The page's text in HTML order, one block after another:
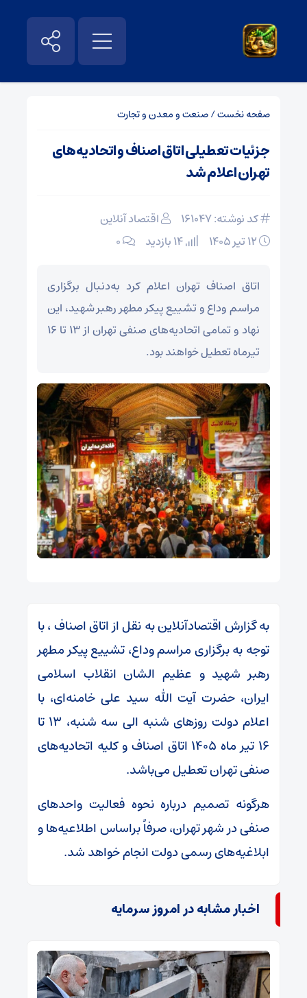
صفحه نخست/صنعت و معدن و تجارت
جزئیات تعطیلی اتاق اصناف و اتحادیه‌های
تهران اعلام شد
کد نوشته: 161047
اقتصاد آنلاین
۰
اتاق اصناف تهران اعلام کرد به‌دنبال برگزاری
مراسم وداع و تشییع پیکر مطهر رهبر شهید، این
نهاد و تمامی اتحادیه‌های صنفی تهران از ۱۳ تا ۱۶
تیرماه تعطیل خواهند بود.
به گزارش اقتصادآنلاین به نقل از اتاق اصناف ، با
توجه به برگزاری مراسم وداع، تشییع پیکر مطهر
رهبر شهید و عظیم الشان انقلاب اسلامی
ایران، حضرت آیت الله سید علی خامنه‌ای، با
اعلام دولت روز‌های شنبه الی سه شنبه، ۱۳ تا
۱۶ تیر ماه ۱۴۰۵ اتاق اصناف و کلیه اتحادیه‌های
صنفی تهران تعطیل می‌باشد.
هرگونه تصمیم درباره نحوه فعالیت واحد‌های
صنفی در شهر تهران، صرفاً براساس اطلاعیه‌ها و
ابلاغیه‌های رسمی دولت انجام خواهد شد.
اخبار مشابه در امروز سرمایه